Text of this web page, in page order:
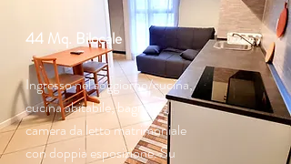
44 Mq. Bilocale
Ingresso nel soggiorno/cucina,
cucina abitabile, bagno, 1
camera da letto matrimoniale
con doppia esposizione. Su